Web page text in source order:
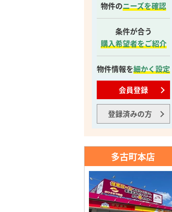
物件のニーズを確認
条件が合う
購入希望者をご紹介
物件情報を細かく設定
会員登録
登録済みの方
多古町本店